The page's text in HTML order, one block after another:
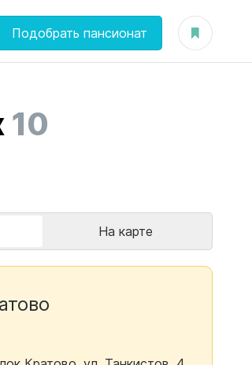
Подобрать пансионат
10
На карте